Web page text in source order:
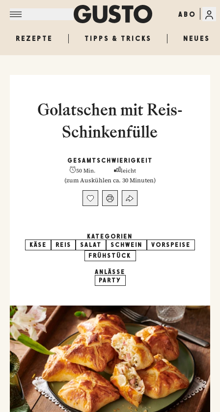
ABO
REZEPTE TIPPS & TRICKS NEUES
Golatschen mit Reis-
Schinkenfülle
GESAMT
50 Min.
SCHWIERIGKEIT
leicht
(zum Auskühlen ca. 30 Minuten)
KATEGORIEN
KÄSE
REIS SALAT SCHWEIN
VORSPEISE
FRÜHSTÜCK
ANLÄSSE
PARTY